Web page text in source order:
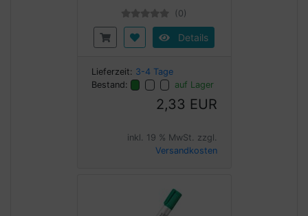
(0)
Details
Lieferzeit: 3-4 Tage
Bestand:
auf Lager
2,33 EUR
inkl. 19 % MwSt. zzgl.
Versandkosten